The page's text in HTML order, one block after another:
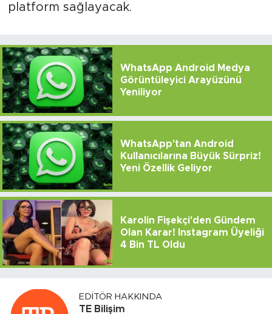
platform sağlayacak.
WhatsApp Android Medya
Görüntüleyici Arayüzünü
Yeniliyor
WhatsApp'tan Android
Kullanıcılarına Büyük Sürpriz!
Yeni Özellik Geliyor
Karolin Fişekçi'den Gündem
Olan Karar! Instagram Üyeliği
4 Bin TL Oldu
EDITÖR HAKKINDA
TE Bilişim